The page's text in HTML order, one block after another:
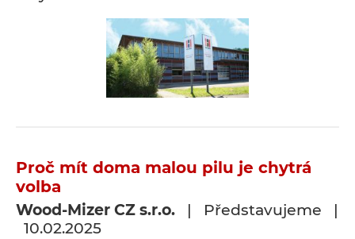
Proč mít doma malou pilu je chytrá
volba
Wood-Mizer CZ s.r.o. | Představujeme |
10.02.2025